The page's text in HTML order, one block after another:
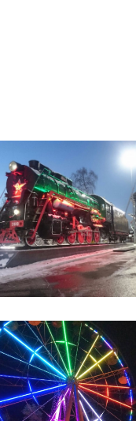
Подсветка паровоза